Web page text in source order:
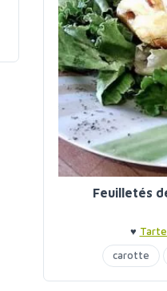
Feuilletés
♥
carotte